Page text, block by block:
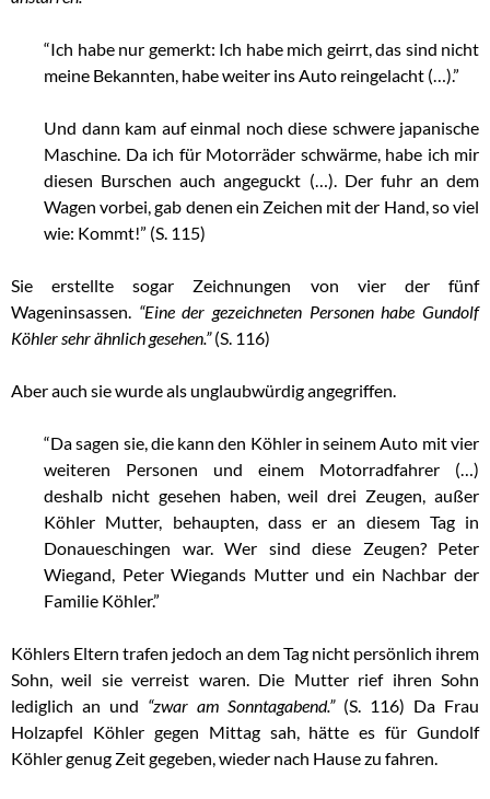
“Ich habe nur gemerkt: Ich habe mich geirrt, das sind nicht
meine Bekannten, habe weiter ins Auto reingelacht (…).”
Und dann kam auf einmal noch diese schwere japanische
Maschine. Da ich für Motorräder schwärme, habe ich mir
diesen Burschen auch angeguckt (…). Der fuhr an dem
Wagen vorbei, gab denen ein Zeichen mit der Hand, so viel
wie: Kommt!” (S. 115)
Sie erstellte sogar Zeichnungen von vier der fünf
Wageninsassen. “Eine der gezeichneten Personen habe Gundolf
Köhler sehr ähnlich gesehen.”(S. 116)
Aber auch sie wurde als unglaubwürdig angegriffen.
“Da sagen sie, die kann den Köhler in seinem Auto mit vier
weiteren Personen und einem Motorradfahrer (…)
deshalb nicht gesehen haben, weil drei Zeugen, außer
Köhler Mutter, behaupten, dass er an diesem Tag in
Donaueschingen war. Wer sind diese Zeugen? Peter
Wiegand, Peter Wiegands Mutter und ein Nachbar der
Familie Köhler.”
Köhlers Eltern trafen jedoch an dem Tag nicht persönlich ihrem
Sohn, weil sie verreist waren. Die Mutter rief ihren Sohn
lediglich an und “zwar am Sonntagabend.”(S. 116) Da Frau
Holzapfel Köhler gegen Mittag sah, hätte es für Gundolf
Köhler genug Zeit gegeben, wieder nach Hause zu fahren.